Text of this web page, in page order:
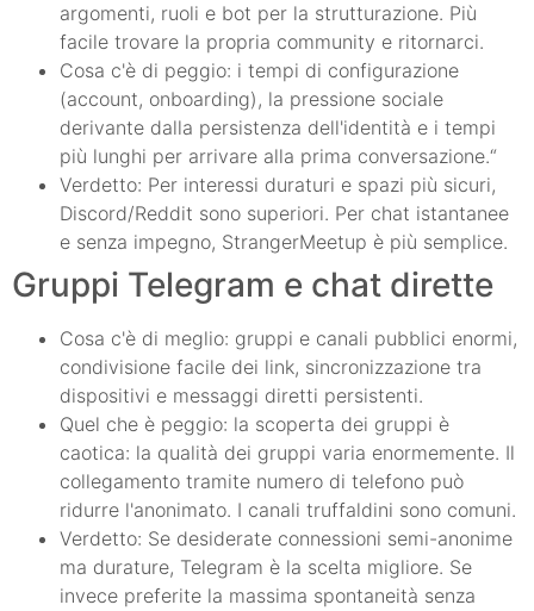
argomenti, ruoli e bot per la strutturazione. Più
facile trovare la propria community e ritornarci.
Cosa c'è di peggio: i tempi di configurazione
(account, onboarding), la pressione sociale
derivante dalla persistenza dell'identità e i tempi
più lunghi per arrivare alla prima conversazione.“
Verdetto: Per interessi duraturi e spazi più sicuri,
Discord/Reddit sono superiori. Per chat istantanee
e senza impegno, StrangerMeetup è più semplice.
Gruppi Telegram e chat dirette
Cosa c'è di meglio: gruppi e canali pubblici enormi,
condivisione facile dei link, sincronizzazione tra
dispositivi e messaggi diretti persistenti.
Quel che è peggio: la scoperta dei gruppi è
caotica: la qualità dei gruppi varia enormemente. Il
collegamento tramite numero di telefono può
ridurre l'anonimato. I canali truffaldini sono comuni.
Verdetto: Se desiderate connessioni semi-anonime
ma durature, Telegram è la scelta migliore. Se
invece preferite la massima spontaneità senza